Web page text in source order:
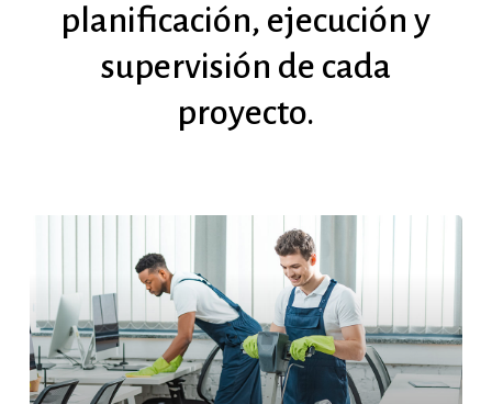
planificación, ejecución y
supervisión de cada
proyecto.